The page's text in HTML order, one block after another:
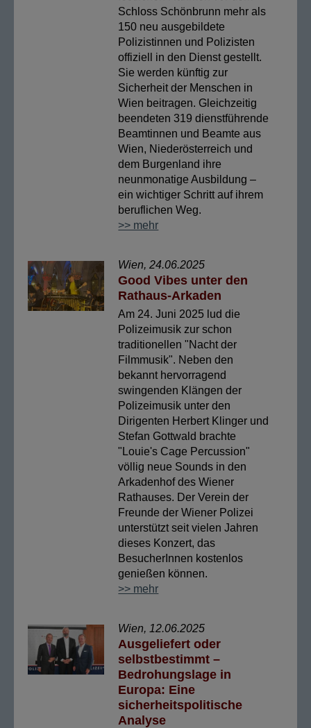
Schloss Schönbrunn mehr als
150 neu ausgebildete
Polizistinnen und Polizisten
offiziell in den Dienst gestellt.
Sie werden künftig zur
Sicherheit der Menschen in
Wien beitragen. Gleichzeitig
beendeten 319 dienstführende
Beamtinnen und Beamte aus
Wien, Niederösterreich und
dem Burgenland ihre
neunmonatige Ausbildung –
ein wichtiger Schritt auf ihrem
beruflichen Weg.
>> mehr
Wien, 24.06.2025
Good Vibes unter den
Rathaus-Arkaden
Am 24. Juni 2025 lud die
Polizeimusik zur schon
traditionellen "Nacht der
Filmmusik". Neben den
bekannt hervorragend
swingenden Klängen der
Polizeimusik unter den
Dirigenten Herbert Klinger und
Stefan Gottwald brachte
"Louie's Cage Percussion"
völlig neue Sounds in den
Arkadenhof des Wiener
Rathauses. Der Verein der
Freunde der Wiener Polizei
unterstützt seit vielen Jahren
dieses Konzert, das
BesucherInnen kostenlos
genießen können.
>> mehr
Wien, 12.06.2025
Ausgeliefert oder
selbstbestimmt –
Bedrohungslage in
Europa: Eine
sicherheitspolitische
Analyse